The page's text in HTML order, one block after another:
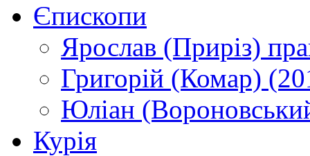
Єпископи
Ярослав (Приріз)
Григорій (Комар)
Юліан
Курія